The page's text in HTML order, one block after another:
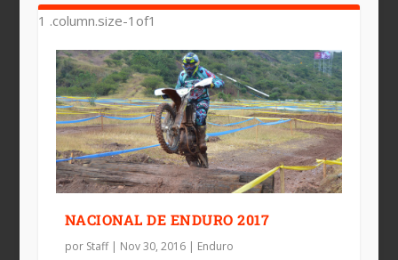
NACIONAL DE ENDURO 2017
por Staff| Nov 30, 2016| Enduro